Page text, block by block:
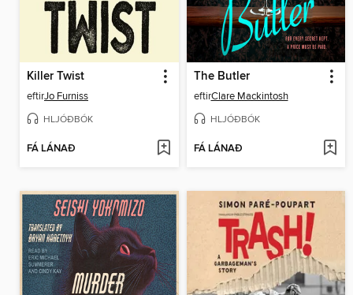
Killer Twist
eftirJo Furniss
HLJÓÐBÓK
FÁ LÁNAÐ
The Butler
eftirClare Mackintosh
HLJÓÐBÓK
FÁ LÁNAÐ